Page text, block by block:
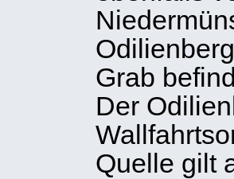
Grab
Der
Quelle gilt